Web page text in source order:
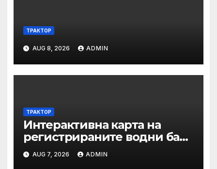
ТРАКТОР
AUG 8, 2026 ADMIN
ТРАКТОР
Интерактивна карта на
регистрираните водни бази
по Черноморието за летния
сезон на 2026 г.
AUG 7, 2026 ADMIN